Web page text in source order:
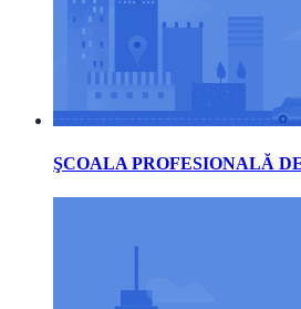
ŞCOALA PROFESIONALĂ